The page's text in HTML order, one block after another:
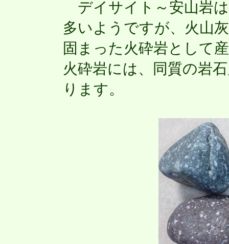
デイサイト～安山岩
多いようですが、火山
固まった火砕岩として
火砕岩には、同質の岩
ります。